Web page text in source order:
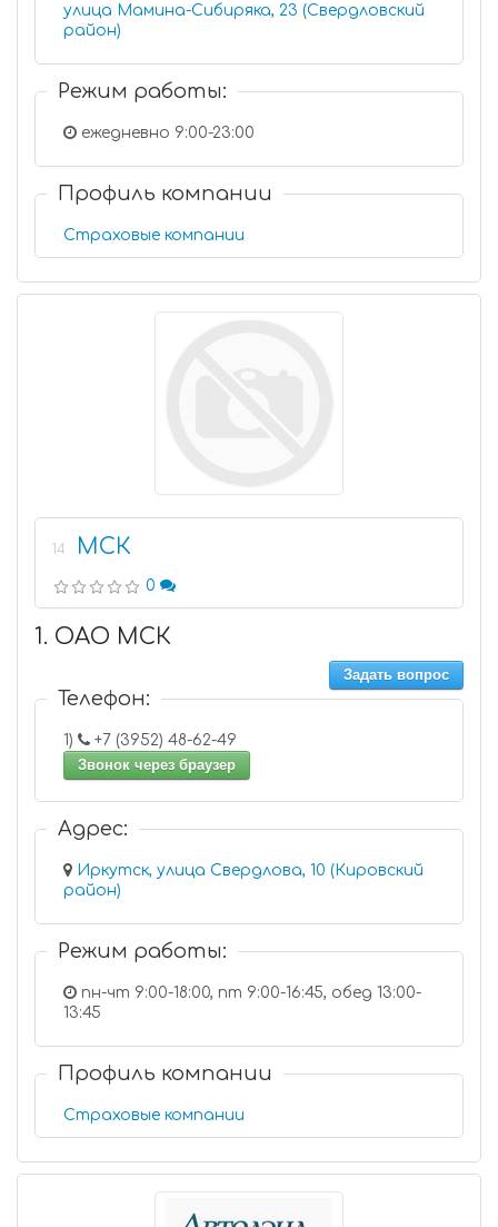
улица Мамина-Сибиряка, 23 (Свердловский
район)
Режим работы:
ежедневно 9:00-23:00
Профиль компании
Страховые компании
14 МСК
0
1. ОАО МСК
Задать вопрос
Телефон:
1)
+7 (3952) 48-62-49
Звонок через браузер
Адрес:
Иркутск, улица Свердлова, 10 (Кировский
район)
Режим работы:
пн-чт 9:00-18:00, пт 9:00-16:45, обед 13:00-
13:45
Профиль компании
Страховые компании